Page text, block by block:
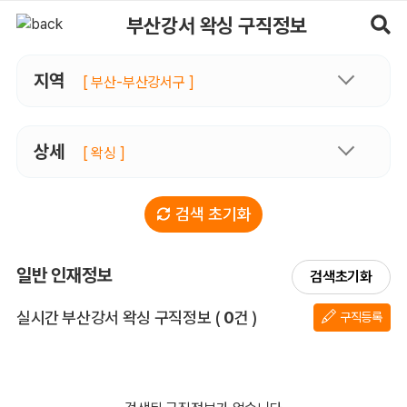
부산강서 왁싱 구직정보
지역 [ 부산-부산강서구 ]
상세 [ 왁싱 ]
검색 초기화
일반 인재정보 검색초기화
실시간 부산강서 왁싱 구직정보 전체 목록
( 0건 ) 구직등록